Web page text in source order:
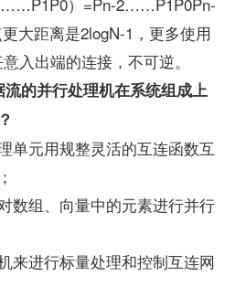
大距离是2logN-1，更多使用
入出端的连接，不可逆。
的并行处理机在系统组成上
元用规整灵活的互连函数互
组、向量中的元素进行并行
进行标量处理和控制互连网